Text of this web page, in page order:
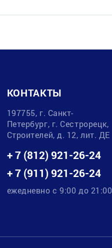
КОНТАКТЫ
197755, г. Санкт-
Петербург, г. Сестрорецк,
Строителей, д. 12, лит. ДЕ
+ 7 (812) 921-26-24
+ 7 (911) 921-26-24
ежедневно с 9:00 до 21:00